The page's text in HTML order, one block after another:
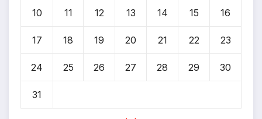
10 11 12 13 14 15 16
17 18 19 20 21 22 23
24 25 26 27 28 29 30
31